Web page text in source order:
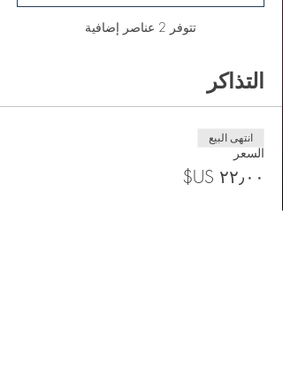
تتوفر 2 عناصر إضافية
التذاكر
السعر
انتهى البيع